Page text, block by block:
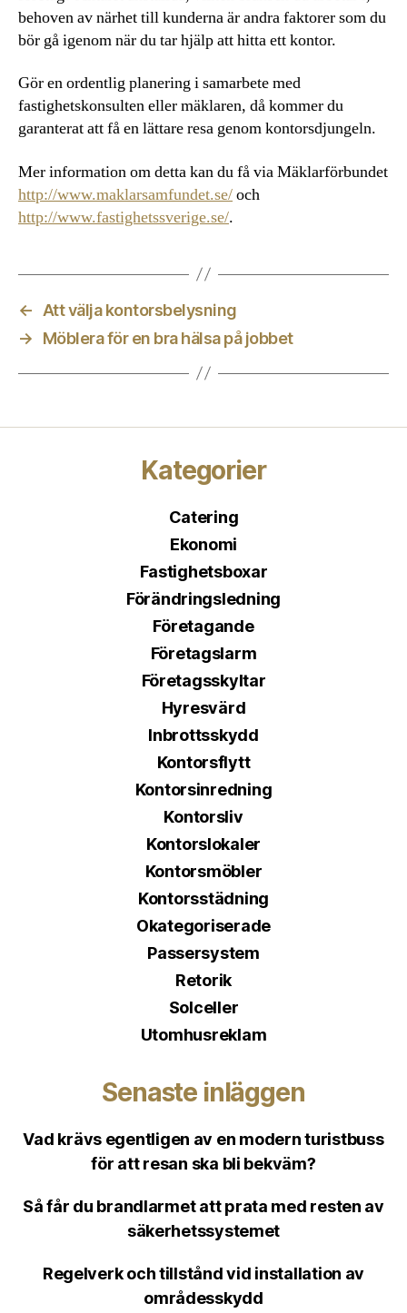
behoven av närhet till kunderna är andra faktorer som du
bör gå igenom när du tar hjälp att hitta ett kontor.
Gör en ordentlig planering i samarbete med
fastighetskonsulten eller mäklaren, då kommer du
garanterat att få en lättare resa genom kontorsdjungeln.
Mer information om detta kan du få via Mäklarförbundet
http://www.maklarsamfundet.se/och
http://www.fastighetssverige.se/.
←
Att välja kontorsbelysning
→
Möblera för en bra hälsa på jobbet
Kategorier
Catering
Ekonomi
Fastighetsboxar
Förändringsledning
Företagande
Företagslarm
Företagsskyltar
Hyresvärd
Inbrottsskydd
Kontorsflytt
Kontorsinredning
Kontorsliv
Kontorslokaler
Kontorsmöbler
Kontorsstädning
Okategoriserade
Passersystem
Retorik
Solceller
Utomhusreklam
Senaste inläggen
Vad krävs egentligen av en modern turistbuss
för att resan ska bli bekväm?
Så får du brandlarmet att prata med resten av
säkerhetssystemet
Regelverk och tillstånd vid installation av
områdesskydd